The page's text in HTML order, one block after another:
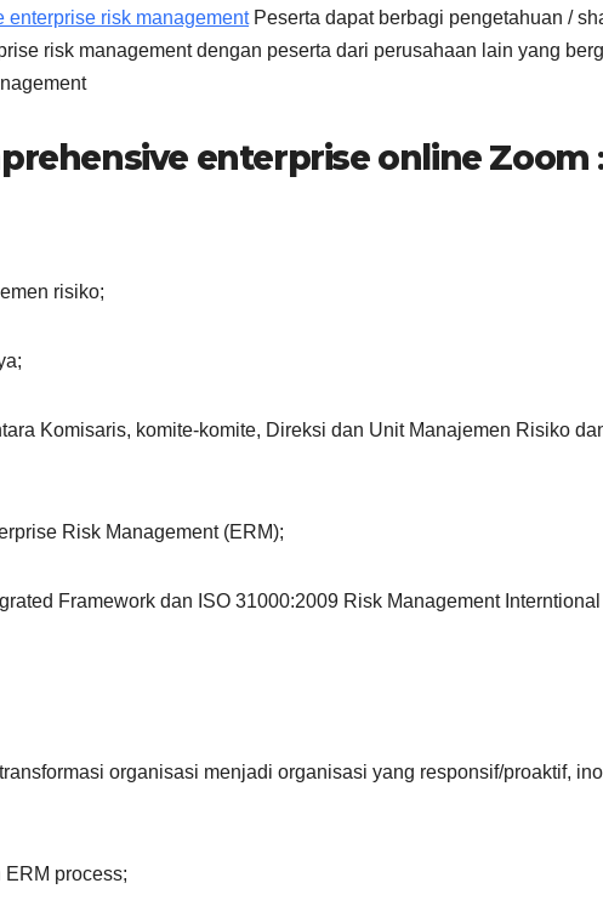
enterprise risk managementPeserta dapat berbagi pengetahuan /
risk management dengan peserta dari perusahaan lain yang
enterprise online Zoom
risiko;
Komisaris, komite-komite, Direksi dan Unit Manajemen Risiko
Risk Management (ERM);
Framework dan ISO 31000:2009 Risk Management Interntional
organisasi menjadi organisasi yang responsif/proaktif,
process;